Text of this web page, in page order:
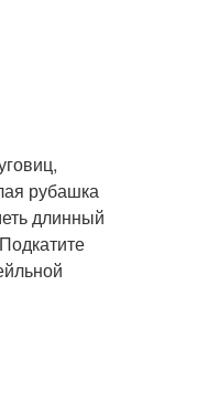
рубашка
длинный